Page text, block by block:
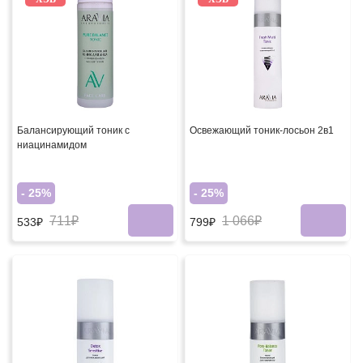
Балансирующий тоник с
ниацинамидом
- 25%
533₽ 711₽
Освежающий тоник-лосьон 2в1
- 25%
799₽ 1 066₽